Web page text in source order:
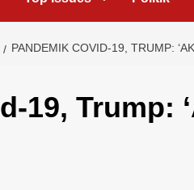
PANDEMIK COVID-19, TRUMP:
19, Trump: